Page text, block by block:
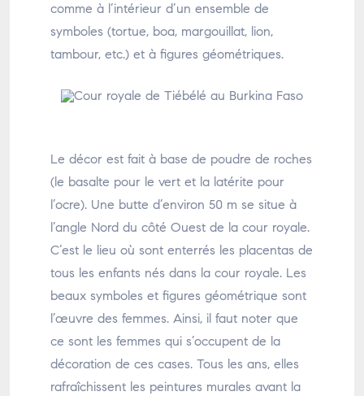
comme à l’intérieur d’un ensemble de
symboles (tortue, boa, margouillat, lion,
tambour, etc.) et à figures géométriques.
Le décor est fait à base de poudre de roches
(le basalte pour le vert et la latérite pour
l’ocre). Une butte d’environ 50 m se situe à
l’angle Nord du côté Ouest de la cour royale.
C’est le lieu où sont enterrés les placentas de
tous les enfants nés dans la cour royale. Les
beaux symboles et figures géométrique sont
l’œuvre des femmes. Ainsi, il faut noter que
ce sont les femmes qui s’occupent de la
décoration de ces cases. Tous les ans, elles
rafraîchissent les peintures murales avant la